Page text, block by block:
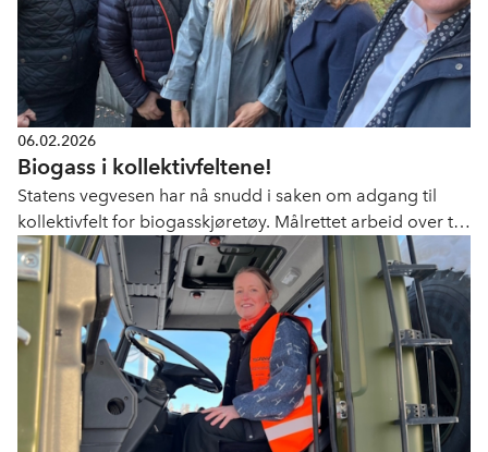
06.02.2026
Biogass i kollektivfeltene!
Statens vegvesen har nå snudd i saken om adgang til
kollektivfelt for biogasskjøretøy. Målrettet arbeid over tid
gir resultater!